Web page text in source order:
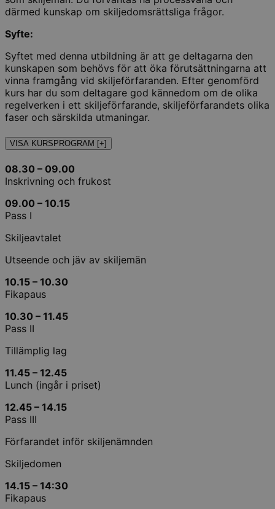
därmed kunskap om skiljedomsrättsliga frågor.
Syfte:
Syftet med denna utbildning är att ge deltagarna den
kunskapen som behövs för att öka förutsättningarna att
vinna framgång vid skiljeförfaranden. Efter genomförd
kurs har du som deltagare god kännedom om de olika
regelverken i ett skiljeförfarande, skiljeförfarandets olika
faser och särskilda utmaningar.
VISA KURSPROGRAM [+]
08.30 – 09.00
Inskrivning och frukost
09.00 – 10.15
Pass I
Skiljeavtalet
Utseende och jäv av skiljemän
10.15 – 10.30
Fikapaus
10.30 – 11.45
Pass II
Tillämplig lag
11.45 – 12.45
Lunch (ingår i priset)
12.45 – 14.15
Pass III
Förfarandet inför skiljenämnden
Skiljedomen
14.15 – 14:30
Fikapaus